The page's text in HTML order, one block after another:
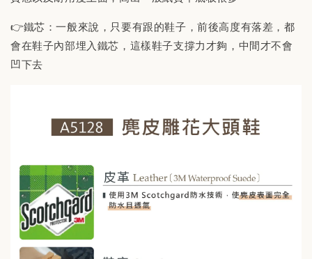
👉鐵芯：一般來說，只要有跟的鞋子，前後高度有落差，都
會在鞋子內部埋入鐵芯，這樣鞋子支撐力才夠，中間才不會
凹下去